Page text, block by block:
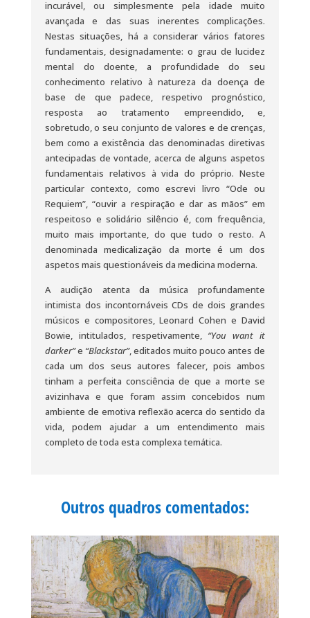
incurável, ou simplesmente pela idade muito
avançada e das suas inerentes complicações.
Nestas situações, há a considerar vários fatores
fundamentais, designadamente: o grau de lucidez
mental do doente, a profundidade do seu
conhecimento relativo à natureza da doença de
base de que padece, respetivo prognóstico,
resposta ao tratamento empreendido, e,
sobretudo, o seu conjunto de valores e de crenças,
bem como a existência das denominadas diretivas
antecipadas de vontade, acerca de alguns aspetos
fundamentais relativos à vida do próprio. Neste
particular contexto, como escrevi livro “Ode ou
Requiem”, “ouvir a respiração e dar as mãos” em
respeitoso e solidário silêncio é, com frequência,
muito mais importante, do que tudo o resto. A
denominada medicalização da morte é um dos
aspetos mais questionáveis da medicina moderna.
A audição atenta da música profundamente
intimista dos incontornáveis CDs de dois grandes
músicos e compositores, Leonard Cohen e David
Bowie, intitulados, respetivamente, “You want it
darker”e “Blackstar”, editados muito pouco antes de
cada um dos seus autores falecer, pois ambos
tinham a perfeita consciência de que a morte se
avizinhava e que foram assim concebidos num
ambiente de emotiva reflexão acerca do sentido da
vida, podem ajudar a um entendimento mais
completo de toda esta complexa temática.
Outros quadros comentados: